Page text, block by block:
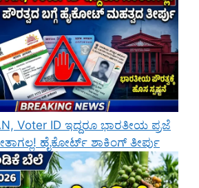
Voter ID ಇದ್ದರೂ ಭಾರತೀಯ ಪ್ರಜೆ
ಹೈಕೋರ್ಟ್ ಶಾಕಿಂಗ್ ತೀರ್ಪು